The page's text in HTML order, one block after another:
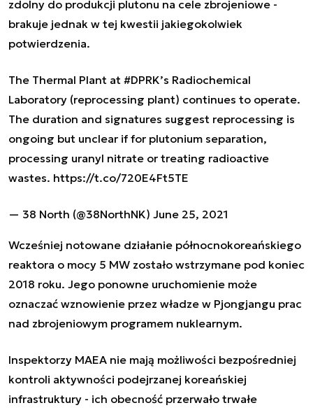
zdolny do produkcji plutonu na cele zbrojeniowe -
brakuje jednak w tej kwestii jakiegokolwiek
potwierdzenia.
The Thermal Plant at #DPRK’s Radiochemical
Laboratory (reprocessing plant) continues to operate.
The duration and signatures suggest reprocessing is
ongoing but unclear if for plutonium separation,
processing uranyl nitrate or treating radioactive
wastes. https://t.co/720E4Ft5TE
— 38 North (@38NorthNK) June 25, 2021
Wcześniej notowane działanie północnokoreańskiego
reaktora o mocy 5 MW zostało wstrzymane pod koniec
2018 roku. Jego ponowne uruchomienie może
oznaczać wznowienie przez władze w Pjongjangu prac
nad zbrojeniowym programem nuklearnym.
Inspektorzy MAEA nie mają możliwości bezpośredniej
kontroli aktywności podejrzanej koreańskiej
infrastruktury - ich obecność przerwało trwałe